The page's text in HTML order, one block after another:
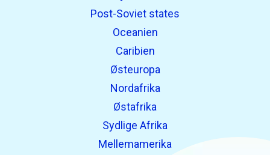
Post-Soviet states
Oceanien
Caribien
Østeuropa
Nordafrika
Østafrika
Sydlige Afrika
Mellemamerika